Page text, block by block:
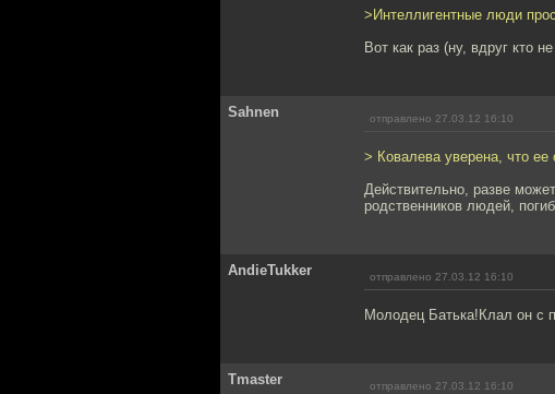
>Интеллигентные люди
Вот как раз (ну, вдруг кто
Sahnen отправлено 27.03.12 16:10
> Ковалева уверена, что
Действительно, разве
родственников людей,
AndieTukker отправлено 27.03.12 16:10
Молодец Батька!Клал он с
Tmaster отправлено 27.03.12 16:10